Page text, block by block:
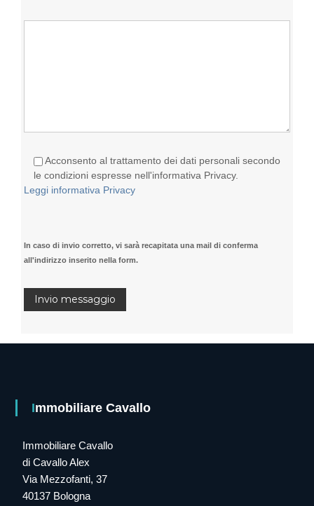
Acconsento al trattamento dei dati personali secondo
le condizioni espresse nell'informativa Privacy.
Leggi informativa Privacy
In caso di invio corretto, vi sarà recapitata una mail di conferma
all'indirizzo inserito nella form.
Immobiliare Cavallo
Immobiliare Cavallo
di Cavallo Alex
Via Mezzofanti, 37
40137 Bologna